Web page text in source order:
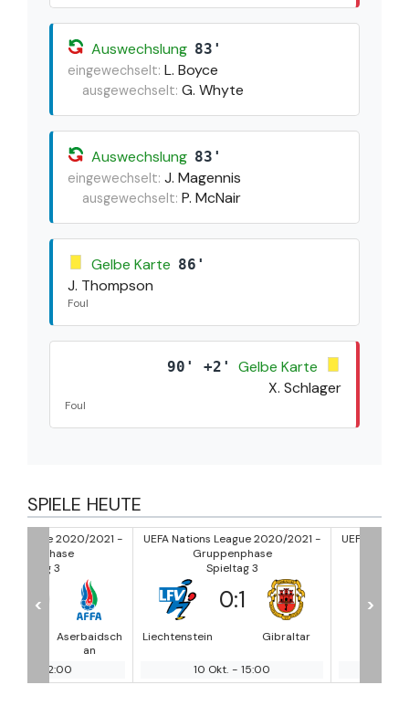
Auswechslung 83'
eingewechselt: L. Boyce
ausgewechselt: G. Whyte
Auswechslung 83'
eingewechselt: J. Magennis
ausgewechselt: P. McNair
Gelbe Karte 86'
J. Thompson
Foul
90' +2'
Gelbe Karte
X. Schlager
Foul
SPIELE HEUTE
UEFA Nations League 2020/2021 -
Liechtenstein
1
Gibraltar
UEFA Nations League 2020/
FAR
< >